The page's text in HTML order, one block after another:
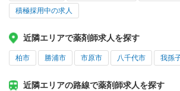
積極採用中の求人
近隣エリアで薬剤師求人を探す
柏市 勝浦市 市原市 八千代市 我孫
近隣エリアの路線で薬剤師求人を探す